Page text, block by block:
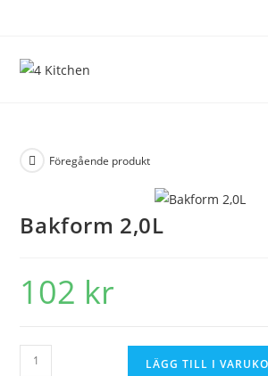
Föregående produkt
Bakform 2,0L
102 kr
LÄGG TILL I